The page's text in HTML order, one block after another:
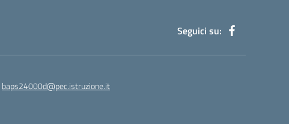
Seguici su:
baps24000d@pec.istruzione.it